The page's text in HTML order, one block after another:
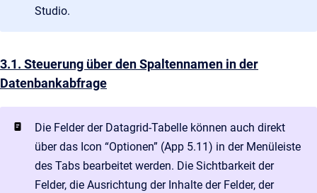
Studio.
3.1. Steuerung über den Spaltennamen in der
Datenbankabfrage
Die Felder der Datagrid-Tabelle können auch direkt
über das Icon “Optionen” (App 5.11) in der Menüleiste
des Tabs bearbeitet werden. Die Sichtbarkeit der
Felder, die Ausrichtung der Inhalte der Felder, der